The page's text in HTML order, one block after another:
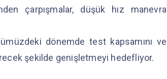
çarpışmalar, düşük hız manevra
dönemde test kapsamını ve
şekilde genişletmeyi hedefliyor.